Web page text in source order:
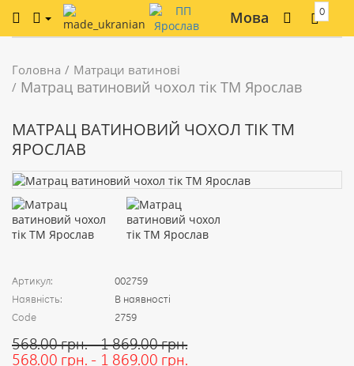
Мова 0
Головна Матраци ватинові
Матрац ватиновий чохол тік ТМ Ярослав
МАТРАЦ ВАТИНОВИЙ ЧОХОЛ ТІК ТМ
ЯРОСЛАВ
Артикул:
002759
Наявність:
В наявності
Code
2759
568.00 грн. - 1 869.00 грн.
568.00 грн. - 1 869.00 грн.